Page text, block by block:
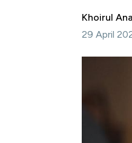
Khoirul
29 April